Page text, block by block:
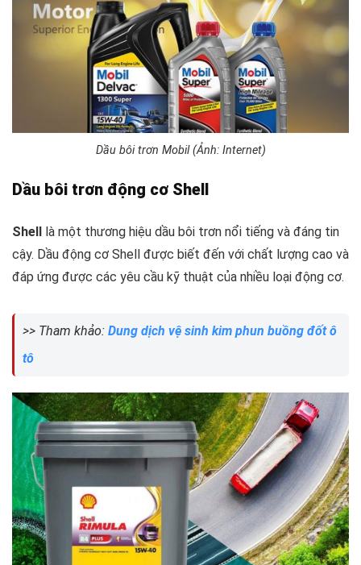
Dầu bôi trơn Mobil (Ảnh: Internet)
Dầu bôi trơn động cơ Shell
Shell là một thương hiệu dầu bôi trơn nổi tiếng và đáng tin
cậy. Dầu động cơ Shell được biết đến với chất lượng cao và
đáp ứng được các yêu cầu kỹ thuật của nhiều loại động cơ.
>> Tham khảo: Dung dịch vệ sinh kim phun buồng đốt ô
tô